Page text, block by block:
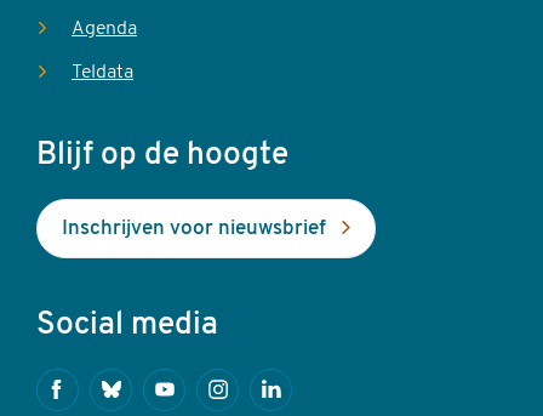
Agenda
Teldata
Blijf op de hoogte
Inschrijven voor nieuwsbrief
Social media
FacebookBlueskyYoutubeInstagramLinkedin